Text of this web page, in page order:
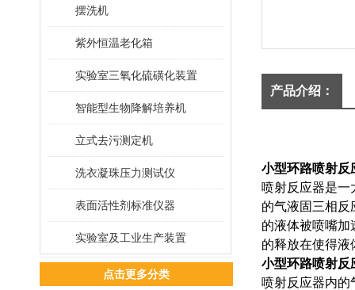
摆洗机
紫外恒温老化箱
实验室三氧化硫磺化装置
智能型生物降解培养机
立式去污测定机
洗衣凝珠压力测试仪
表面活性剂标准仪器
实验室及工业生产装置
点击更多分类
产品介绍：
小型环路喷射反
喷射反应器是
的气液固三相
的液体被喷嘴
的释放在使得
小型环路喷射反
喷射反应器内